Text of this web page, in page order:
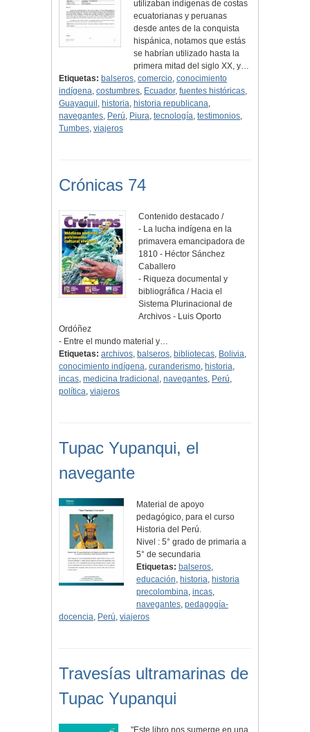
utilizaban indígenas de costas
ecuatorianas y peruanas
desde antes de la conquista
hispánica, notamos que estás
se habrían utilizado hasta la
primera mitad del siglo XX, y…
Etiquetas: balseros, comercio, conocimiento
indígena, costumbres, Ecuador, fuentes históricas,
Guayaquil , historia, historia republicana,
navegantes, Perú, Piura, tecnología, testimonios,
Tumbes, viajeros
Crónicas 74
Contenido destacado /
- La lucha indígena en la
primavera emancipadora de
1810 - Héctor Sánchez
Caballero
- Riqueza documental y
bibliográfica / Hacia el
Sistema Plurinacional de
Archivos - Luis Oporto
Ordóñez
- Entre el mundo material y…
Etiquetas: archivos, balseros, bibliotecas, Bolivia,
conocimiento indígena, curanderismo, historia,
incas, medicina tradicional , navegantes, Perú,
política, viajeros
Tupac Yupanqui, el
navegante
Material de apoyo
pedagógico, para el curso
Historia del Perú.
Nivel : 5° grado de primaria a
5° de secundaria
Etiquetas: balseros,
educación, historia, historia
precolombina, incas,
navegantes, pedagogía-
docencia, Perú, viajeros
Travesías ultramarinas de
Tupac Yupanqui